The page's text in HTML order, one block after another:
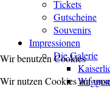
Tickets
Gutscheine
Souvenirs
Impressionen
Die Galerie
Wir benutzen Cookies
Wir nutzen Cookies auf